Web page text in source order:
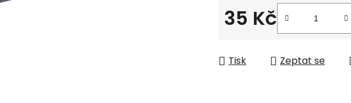
35 Kč
Měrná cena:
Tisk Zeptat se